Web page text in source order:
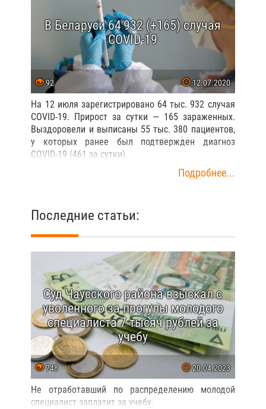
В Беларуси 64 932 (+165) случая
COVID-19
92 12.07.2020
На 12 июля зарегистрировано 64 тыс. 932 случая
COVID-19. Прирост за сутки — 165 зараженных.
Выздоровели и выписаны 55 тыс. 380 пациентов,
у которых ранее был подтвержден диагноз
COVID-19 (461 за сутки).
Подробнее...
Последние статьи:
Суд Чаусского района взыскал с
уволенного за прогулы молодого
специалиста 7 тысяч рублей за
учебу
748 20.04.2023
Не отработавший по распределению молодой
специалист заплатит за учебу.